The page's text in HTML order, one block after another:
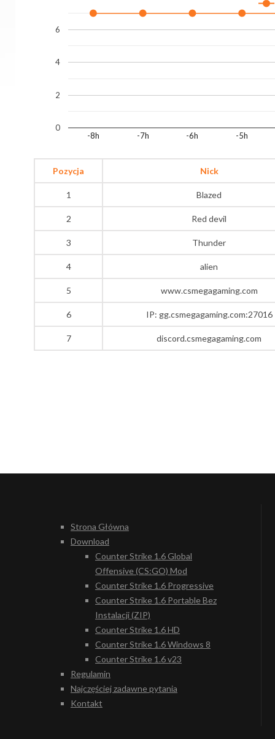
-8h -7h -6h -5h
0
2
4
6
Pozycja Nick
1 Blazed
2 Red devil
3 Thunder
4 alien
5 www.csmegagaming.com
6 IP: gg.csmegagaming.com:27016
7 discord.csmegagaming.com
Strona Główna
Download
Counter Strike 1.6 Global
Offensive (CS:GO) Mod
Counter Strike 1.6 Progressive
Counter Strike 1.6 Portable Bez
Instalacji (ZIP)
Counter Strike 1.6 HD
Counter Strike 1.6 Windows 8
Counter Strike 1.6 v23
Regulamin
Najczęściej zadawne pytania
Kontakt